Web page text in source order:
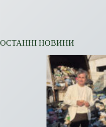
ОСТАННІ НОВИНИ